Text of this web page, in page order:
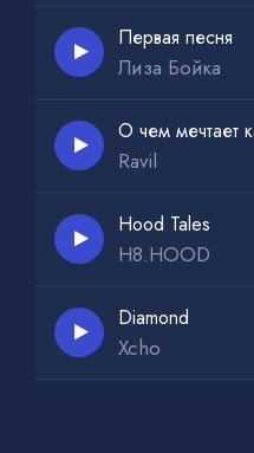
Первая песня
Лиза Бойка
О чем мечтает
Ravil
Hood Tales
H8.HOOD
Diamond
Xcho